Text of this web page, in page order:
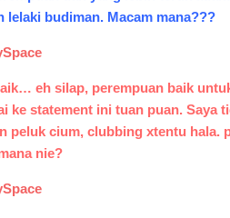
budiman. Macam mana???
eh silap, perempuan baik
ke statement ini tuan puan. Saya
peluk cium, clubbing xtentu hala.
nie?